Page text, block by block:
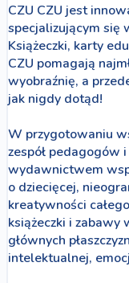
CZU CZU jest
specjalizującym się
Książeczki, karty
CZU pomagają
wyobraźnię, a
jak nigdy dotąd!
W przygotowaniu
zespół pedagogów
wydawnictwem
o dziecięcej,
kreatywności
książeczki i zabawy
głównych
intelektualnej,